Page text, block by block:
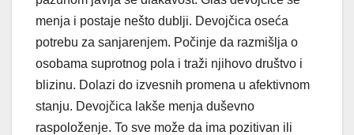
menja i postaje nešto dublji. Devojčica oseća
potrebu za sanjarenjem. Počinje da razmišlja o
osobama suprotnog pola i traži njihovo društvo i
blizinu. Dolazi do izvesnih promena u afektivnom
stanju. Devojčica lakše menja duševno
raspoloženje. To sve može da ima pozitivan ili